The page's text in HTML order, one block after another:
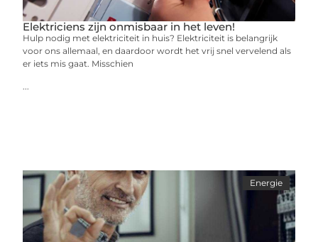
Elektriciens zijn onmisbaar in het leven!
Hulp nodig met elektriciteit in huis? Elektriciteit is belangrijk
voor ons allemaal, en daardoor wordt het vrij snel vervelend als
er iets mis gaat. Misschien
...
Energie